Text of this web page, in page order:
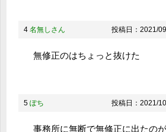
4 名無しさん 投稿日：2021/
無修正のはちょっと抜けた
5 ぽち 投稿日：2021/
事務所に無断で無修正に出たの